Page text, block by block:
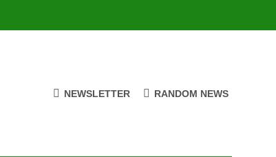
NEWSLETTER RANDOM NEWS